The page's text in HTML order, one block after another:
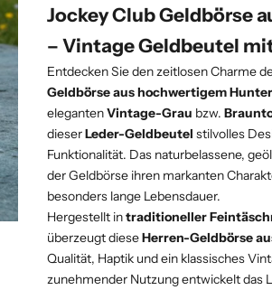
Jockey Club Geldbörse
– Vintage Geldbeutel
Entdecken Sie den zeitlosen Charme
Geldbörse aus hochwertigem
elegantenVintage-Grau bzw.
dieserLeder-Geldbeutel stilvolles
Funktionalität. Das naturbelassene,
der Geldbörse ihren markanten
besonders lange Lebensdauer.
Hergestellt intraditioneller
überzeugt dieseHerren-Geldbörse
Qualität, Haptik und ein klassisches
zunehmender Nutzung entwickelt das